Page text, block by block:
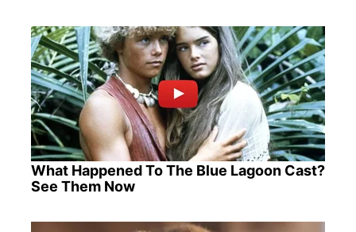
What Happened To The Blue Lagoon Cast?
See Them Now